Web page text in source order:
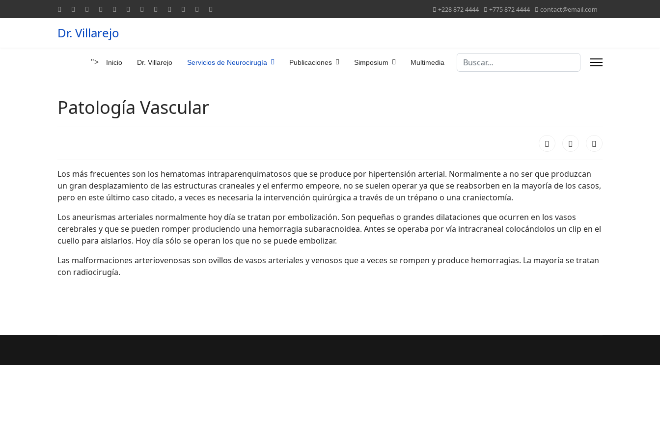
+228 872 4444 +775 872 4444 contact@email.com
Dr. Villarejo
"> Inicio Dr. Villarejo Servicios de Neurocirugía Publicaciones Simposium Multimedia Buscar
Patología Vascular
Los más frecuentes son los hematomas intraparenquimatosos que se produce por hipertensión arterial. Normalmente a no ser que produzcan
un gran desplazamiento de las estructuras craneales y el enfermo empeore, no se suelen operar ya que se reabsorben en la mayoría de los casos,
pero en este último caso citado, a veces es necesaria la intervención quirúrgica a través de un trépano o una craniectomía.
Los aneurismas arteriales normalmente hoy día se tratan por embolización. Son pequeñas o grandes dilataciones que ocurren en los vasos
cerebrales y que se pueden romper produciendo una hemorragia subaracnoidea. Antes se operaba por vía intracraneal colocándolos un clip en el
cuello para aislarlos. Hoy día sólo se operan los que no se puede embolizar.
Las malformaciones arteriovenosas son ovillos de vasos arteriales y venosos que a veces se rompen y produce hemorragias. La mayoría se tratan
con radiocirugía.